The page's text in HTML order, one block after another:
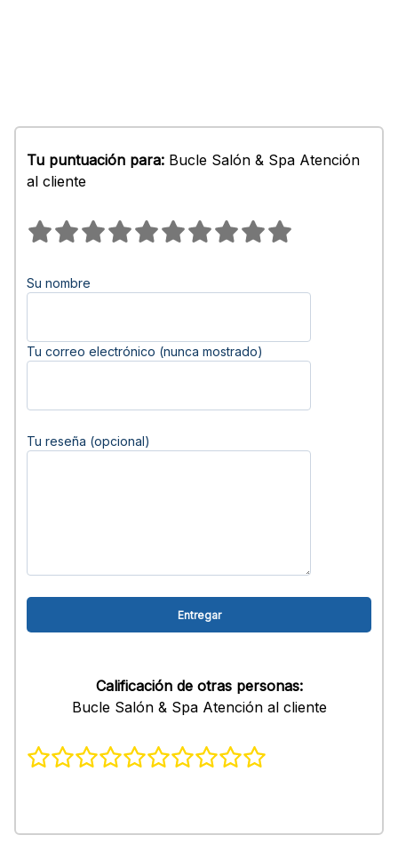
Tu puntuación para: Bucle Salón & Spa Atención
al cliente
Su nombre
Tu correo electrónico (nunca mostrado)
Tu reseña (opcional)
Calificación de otras personas:
Bucle Salón & Spa Atención al cliente